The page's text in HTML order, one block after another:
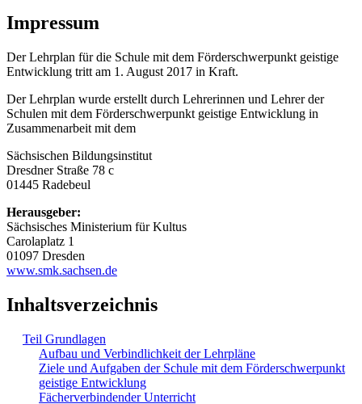
Impressum
Der Lehrplan für die Schule mit dem Förderschwerpunkt geistige
Entwicklung tritt am 1. August 2017 in Kraft.
Der Lehrplan wurde erstellt durch Lehrerinnen und Lehrer der
Schulen mit dem Förderschwerpunkt geistige Entwicklung in
Zusammenarbeit mit dem
Sächsischen Bildungsinstitut
Dresdner Straße 78 c
01445 Radebeul
Herausgeber:
Sächsisches Ministerium für Kultus
Carolaplatz 1
01097 Dresden
www.smk.sachsen.de
Inhaltsverzeichnis
Teil Grundlagen
Aufbau und Verbindlichkeit der Lehrpläne
Ziele und Aufgaben der Schule mit dem Förderschwerpunkt
geistige Entwicklung
Fächerverbindender Unterricht